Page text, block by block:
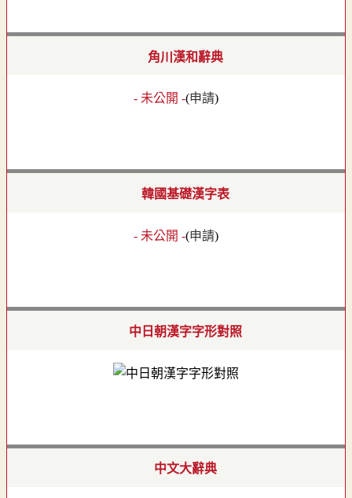
角川漢和辭典
- 未公開 -(申請)
韓國基礎漢字表
- 未公開 -(申請)
中日朝漢字字形對照
中文大辭典